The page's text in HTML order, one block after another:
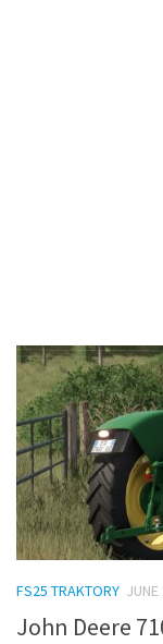
FS25 TRAKTORY
John Deere